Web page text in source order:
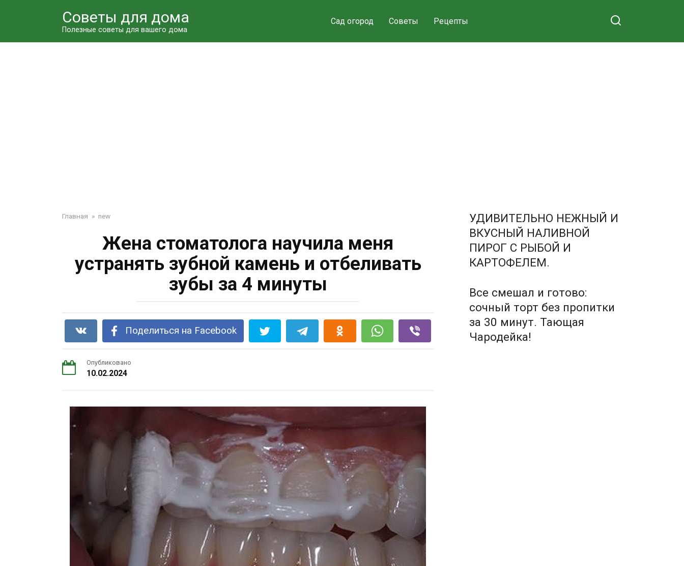
Советы для дома
Полезные советы для вашего дома
Сад огород Советы Рецепты
Главная » new
Жена стоматолога научила меня
устранять зубной камень и отбеливать
зубы за 4 минуты
Поделиться на Facebook
Опубликовано
10.02.2024
УДИВИТЕЛЬНО НЕЖНЫЙ И
ВКУСНЫЙ НАЛИВНОЙ
ПИРОГ С РЫБОЙ И
КАРТОФЕЛЕМ.
Все смешал и готово:
сочный торт без пропитки
за 30 минут. Тающая
Чародейка!